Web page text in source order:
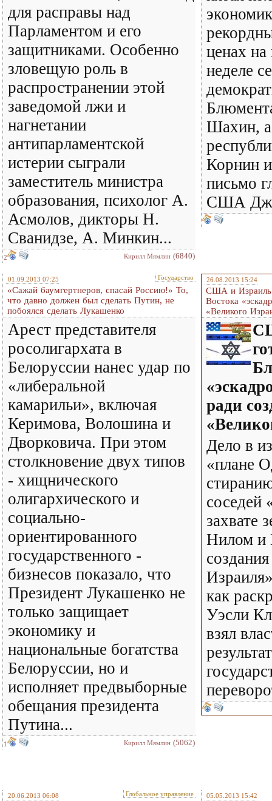
для расправы над
Парламентом и его
защитниками. Особенно
зловещую роль в
распространении этой
заведомой лжи и
нагнетании
антипарламентской
истерии сыграли
заместитель министра
образования, психолог А.
Асмолов, дикторы Н.
Сванидзе, А. Минкин...
2 Кирилл Мямлин (6840)
ценах
неделе
Шахин,
Корнин
письмо
США
01.09.2013 07:25 Государство
«Сажай баумгертнеров, спасай Россию!» То,
что давно должен был сделать Путин, не
побоялся сделать Лукашенко
Арест представителя
росолигархата в
Белоруссии нанес удар по
«либеральной
камарильи», включая
Керимова, Волошина и
Дворковича. При этом
столкновение двух типов
- хищнического
олигархического и
социально-
ориентированного
государственного -
бизнесов показало, что
Президент Лукашенко не
только защищает
экономику и
национальные богатства
Белоруссии, но и
исполняет предвыборные
обещания президента
Путина...
1 Кирилл Мямлин (5062)
26.08.2013 15:24
США и Израиль
Востока
«Великого
ради
Дело в
«плане
соседей
захвате
Нилом и
как
Уэсли
взял
20.06.2013 06:08 Глобальное управление 05.05.2013 15:42